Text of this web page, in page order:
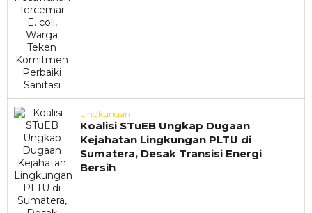
Lingkungan
Koalisi STuEB Ungkap Dugaan
Kejahatan Lingkungan PLTU di
Sumatera, Desak Transisi Energi
Bersih